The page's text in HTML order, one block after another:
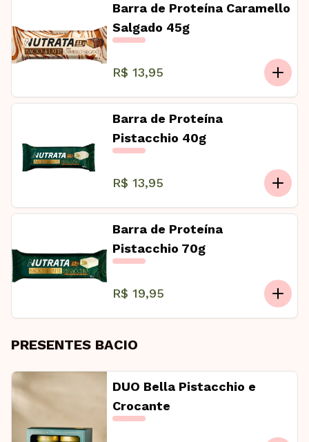
Barra de Proteína Caramello
Salgado 45g
R$ 13,95
Barra de Proteína
Pistacchio 40g
R$ 13,95
Barra de Proteína
Pistacchio 70g
R$ 19,95
PRESENTES BACIO
DUO Bella Pistacchio e
Crocante